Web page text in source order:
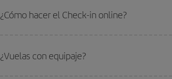
¿Cómo hacer el Check-in online?
¿Vuelas con equipaje?